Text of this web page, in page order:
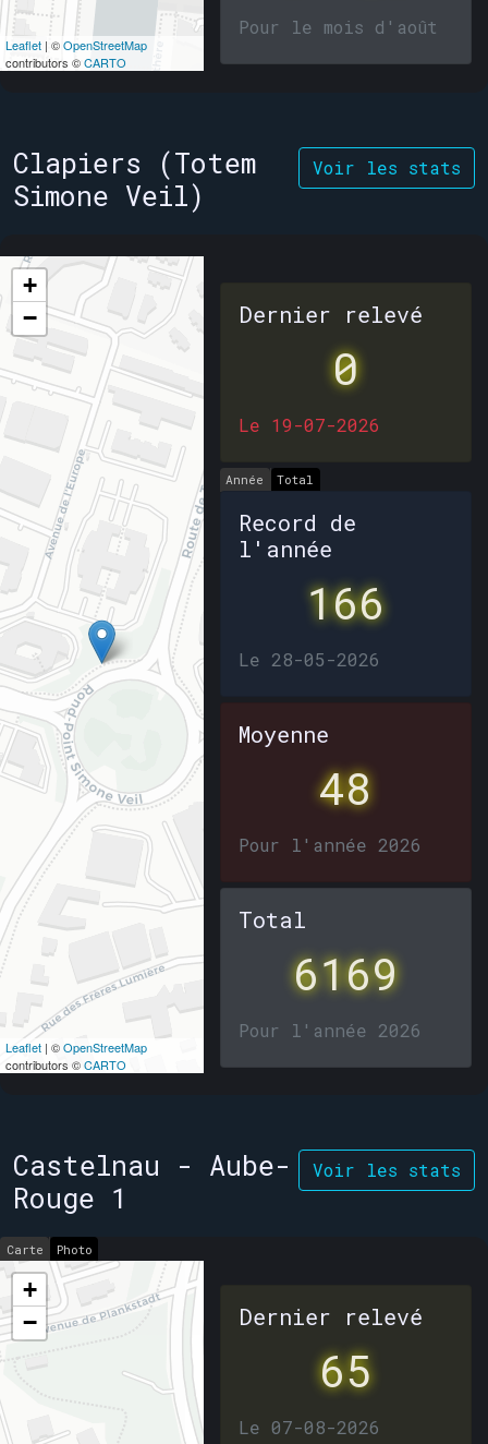
Leaflet | ©OpenStreetMap
contributors ©CARTO
Pour le mois d'août
Voir les stats
Clapiers (Totem
Simone Veil)
+
−
Leaflet | ©OpenStreetMap
contributors ©CARTO
Dernier relevé
0
Le 19-07-2026
Année Total
Record de
l'année
166
Le 28-05-2026
Moyenne
48
Pour l'année 2026
Total
6169
Pour l'année 2026
Voir les stats
Castelnau - Aube-
Rouge 1
Carte Photo
+
−
Dernier relevé
65
Le 07-08-2026